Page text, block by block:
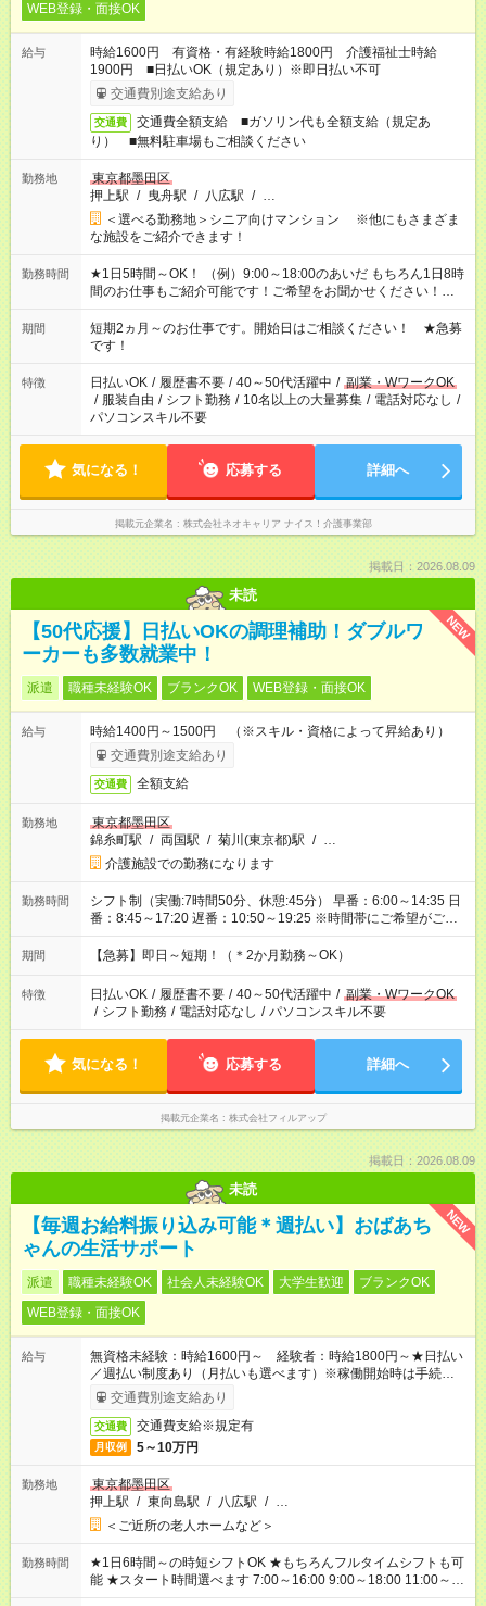
WEB登録・面接OK
給与
時給1600円 有資格・有経験時給1800円 介護福祉士時給
1900円 ■日払いOK（規定あり）※即日払い不可
交通費別途支給あり
交通費
交通費全額支給 ■ガソリン代も全額支給（規定あ
り） ■無料駐車場もご相談ください
勤務地
東京都墨田区
押上駅 / 曳舟駅 / 八広駅 / …
＜選べる勤務地＞シニア向けマンション ※他にもさまざま
な施設をご紹介できます！
勤務時間
★1日5時間～OK！ （例）9:00～18:00のあいだ もちろん1日8時
間のお仕事もご紹介可能です！ご希望をお聞かせください！★家
庭の都合でお休みが必要な場合も遠慮なくご相談ください。 ※
週最低15時間以上の勤務が必要です
期間
短期2ヵ月～のお仕事です。開始日はご相談ください！ ★急募
です！
特徴 日払いOK / 履歴書不要 / 40～50代活躍中 / 副業・WワークOK
/ 服装自由 / シフト勤務 / 10名以上の大量募集 / 電話対応なし /
パソコンスキル不要
気になる！ 応募する 詳細へ
掲載元企業名 株式会社ネオキャリア ナイス！介護事業部
掲載日：2026.08.09
未読
NEW
【50代応援】日払いOKの調理補助！ダブルワ
ーカーも多数就業中！
派遣 職種未経験OK ブランクOK WEB登録・面接OK
給与
時給1400円～1500円 （※スキル・資格によって昇給あり）
交通費別途支給あり
交通費 全額支給
勤務地
東京都墨田区
錦糸町駅 / 両国駅 / 菊川(東京都)駅 / …
介護施設での勤務になります
勤務時間
シフト制（実働:7時間50分、休憩:45分） 早番：6:00～14:35 日
番：8:45～17:20 遅番：10:50～19:25 ※時間帯にご希望がござ
いましたらお気軽にご相談ください。
期間 【急募】即日～短期！（＊2か月勤務～OK）
特徴 日払いOK / 履歴書不要 / 40～50代活躍中 / 副業・WワークOK
/ シフト勤務 / 電話対応なし / パソコンスキル不要
気になる！ 応募する 詳細へ
掲載元企業名 株式会社フィルアップ
掲載日：2026.08.09
未読
NEW
【毎週お給料振り込み可能＊週払い】おばあち
ゃんの生活サポート
派遣 職種未経験OK 社会人未経験OK 大学生歓迎
ブランクOK
WEB登録・面接OK
給与
無資格未経験：時給1600円～ 経験者：時給1800円～★日払い
／週払い制度あり（月払いも選べます）※稼働開始時は手続き完
了次第のお支払いとなります。
交通費別途支給あり
交通費 交通費支給※規定有
月収例 5～10万円
勤務地
東京都墨田区
押上駅 / 東向島駅 / 八広駅 / …
＜ご近所の老人ホームなど＞
勤務時間
★1日6時間～の時短シフトOK ★もちろんフルタイムシフトも可
能 ★スタート時間選べます 7:00～16:00 9:00～18:00 11:00～
20:00 など 残業なし！ ※Wワークの場合、他のお仕事と合わせ